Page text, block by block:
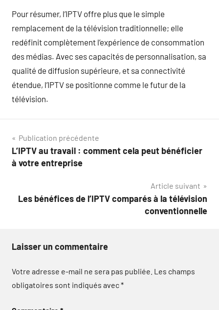
Pour résumer, l’IPTV offre plus que le simple
remplacement de la télévision traditionnelle; elle
redéfinit complètement l’expérience de consommation
des médias. Avec ses capacités de personnalisation, sa
qualité de diffusion supérieure, et sa connectivité
étendue, l’IPTV se positionne comme le futur de la
télévision.
Navigation
de
Publication précédente
L’IPTV au travail : comment cela peut bénéficier
à votre entreprise
Article suivant
Les bénéfices de l’IPTV comparés à la télévision
conventionnelle
Laisser un commentaire
Votre adresse e-mail ne sera pas publiée. Les champs
obligatoires sont indiqués avec*